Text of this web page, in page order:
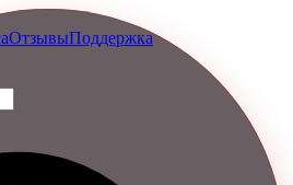
ОтзывыПоддержка